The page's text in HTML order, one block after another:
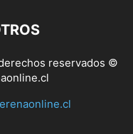
reservados ©